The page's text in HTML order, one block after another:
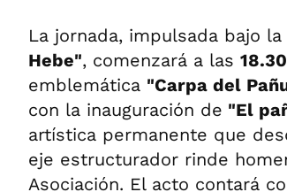
La jornada, impulsada bajo la
Hebe", comenzará a las 18.30
emblemática "Carpa del
con la inauguración de "El
artística permanente que
eje estructurador rinde
Asociación. El acto contará